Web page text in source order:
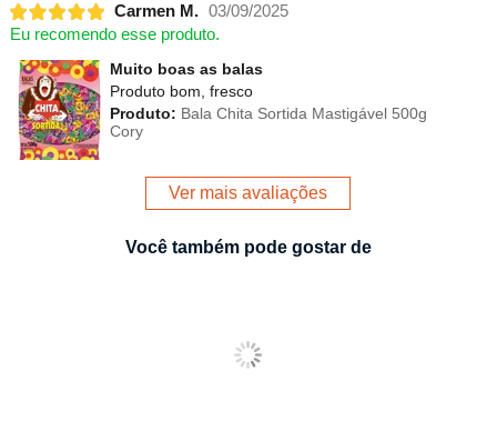
Carmen M. 03/09/2025
Eu recomendo esse produto.
Muito boas as balas
Produto bom, fresco
Produto: Bala Chita Sortida Mastigável 500g
Cory
Ver mais avaliações
Você também pode gostar de